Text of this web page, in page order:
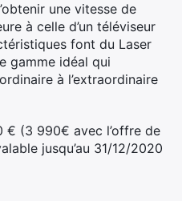
une vitesse de
à celle d’un téléviseur
font du Laser
gamme idéal qui
à l’extraordinaire
€ (3 990€ avec l’offre de
jusqu’au 31/12/2020